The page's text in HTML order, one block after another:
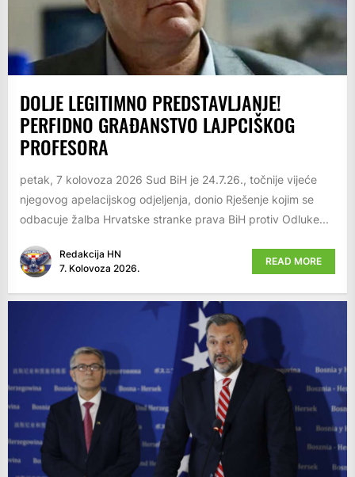
DOLJE LEGITIMNO PREDSTAVLJANJE!
PERFIDNO GRAĐANSTVO LAJPCIŠKOG
PROFESORA
petak, 7 kolovoza 2026 Sud BiH je 24.7.26., točnije vijeće
njegovog apelacijskog odjeljenja, donio Rješenje kojim se
odbacuje žalba Hrvatske stranke prava BiH protiv Odluke...
Redakcija HN
7. Kolovoza 2026.
READ MORE